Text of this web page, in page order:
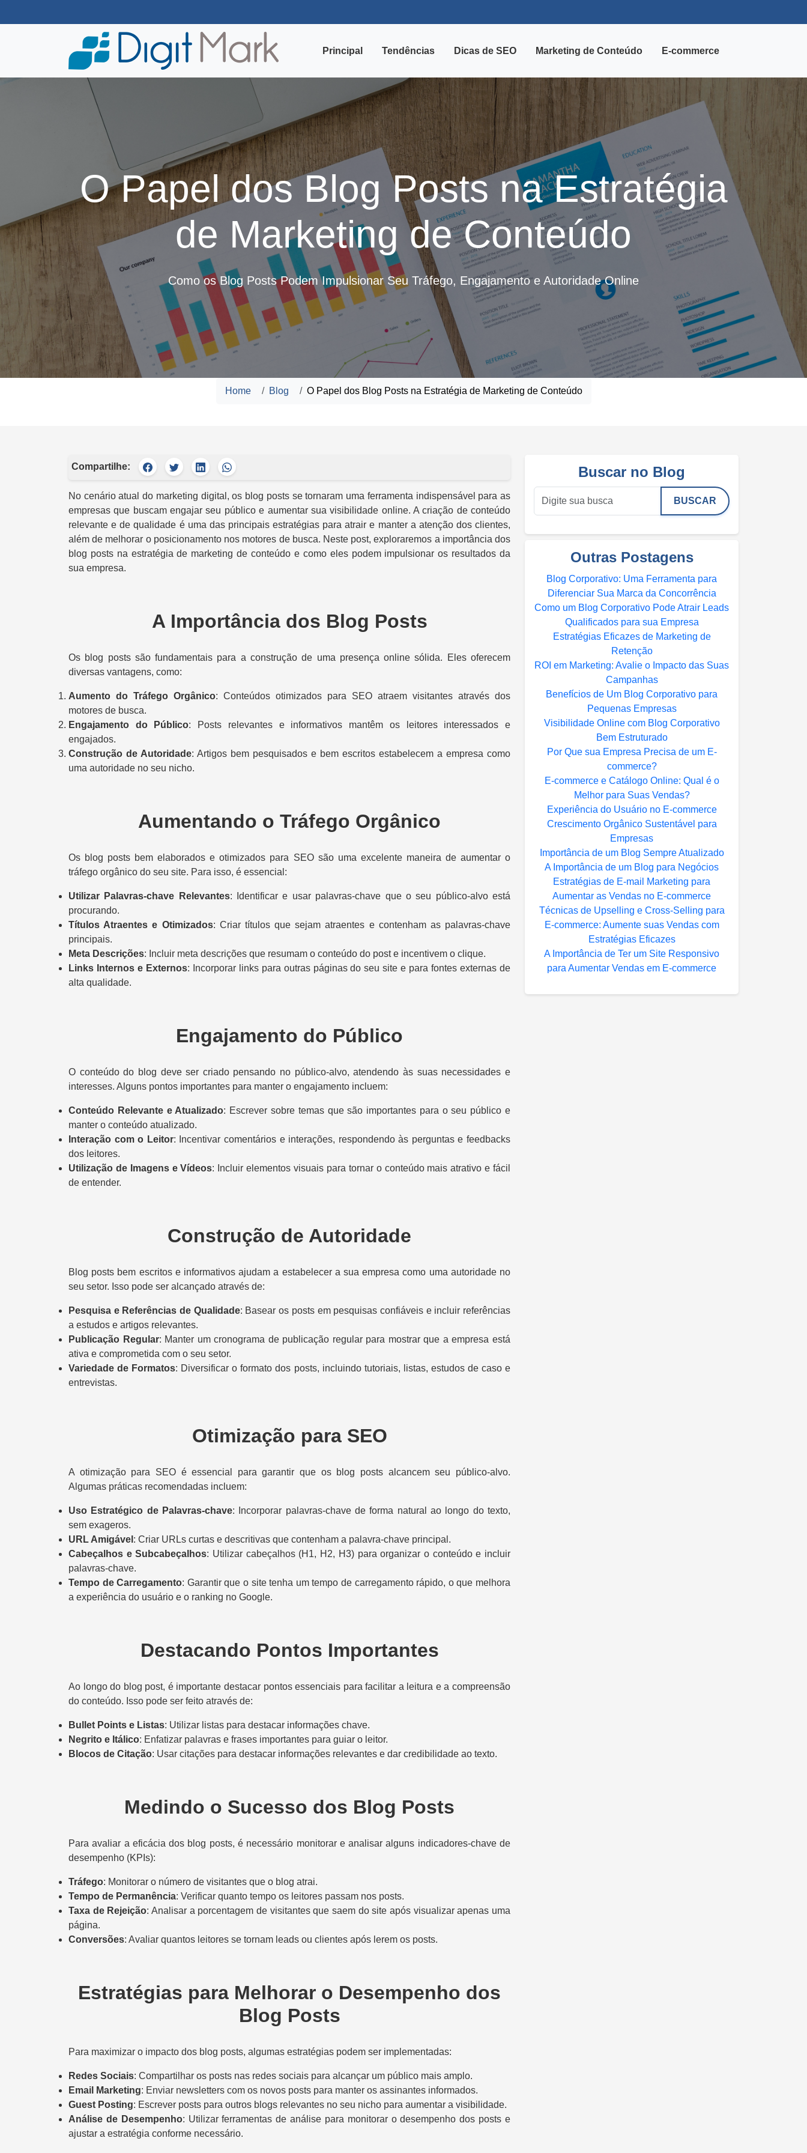
Principal Tendências Dicas de SEO Marketing de Conteúdo E-commerce
O Papel dos Blog Posts na Estratégia
de Marketing de Conteúdo
Como os Blog Posts Podem Impulsionar Seu Tráfego, Engajamento e Autoridade Online
Home Blog O Papel dos Blog Posts na Estratégia de Marketing de Conteúdo
Compartilhe:
No cenário atual do marketing digital, os blog posts se tornaram uma ferramenta indispensável para as
empresas que buscam engajar seu público e aumentar sua visibilidade online. A criação de conteúdo
relevante e de qualidade é uma das principais estratégias para atrair e manter a atenção dos clientes,
além de melhorar o posicionamento nos motores de busca. Neste post, exploraremos a importância dos
blog posts na estratégia de marketing de conteúdo e como eles podem impulsionar os resultados da
sua empresa.
A Importância dos Blog Posts
Os blog posts são fundamentais para a construção de uma presença online sólida. Eles oferecem
diversas vantagens, como:
Aumento do Tráfego Orgânico: Conteúdos otimizados para SEO atraem visitantes através dos
motores de busca.
Engajamento do Público: Posts relevantes e informativos mantêm os leitores interessados e
engajados.
Construção de Autoridade: Artigos bem pesquisados e bem escritos estabelecem a empresa como
uma autoridade no seu nicho.
Aumentando o Tráfego Orgânico
Os blog posts bem elaborados e otimizados para SEO são uma excelente maneira de aumentar o
tráfego orgânico do seu site. Para isso, é essencial:
Utilizar Palavras-chave Relevantes: Identificar e usar palavras-chave que o seu público-alvo está
procurando.
Títulos Atraentes e Otimizados: Criar títulos que sejam atraentes e contenham as palavras-chave
principais.
Meta Descrições: Incluir meta descrições que resumam o conteúdo do post e incentivem o clique.
Links Internos e Externos: Incorporar links para outras páginas do seu site e para fontes externas de
alta qualidade.
Engajamento do Público
O conteúdo do blog deve ser criado pensando no público-alvo, atendendo às suas necessidades e
interesses. Alguns pontos importantes para manter o engajamento incluem:
Conteúdo Relevante e Atualizado: Escrever sobre temas que são importantes para o seu público e
manter o conteúdo atualizado.
Interação com o Leitor: Incentivar comentários e interações, respondendo às perguntas e feedbacks
dos leitores.
Utilização de Imagens e Vídeos: Incluir elementos visuais para tornar o conteúdo mais atrativo e fácil
de entender.
Construção de Autoridade
Blog posts bem escritos e informativos ajudam a estabelecer a sua empresa como uma autoridade no
seu setor. Isso pode ser alcançado através de:
Pesquisa e Referências de Qualidade: Basear os posts em pesquisas confiáveis e incluir referências
a estudos e artigos relevantes.
Publicação Regular: Manter um cronograma de publicação regular para mostrar que a empresa está
ativa e comprometida com o seu setor.
Variedade de Formatos: Diversificar o formato dos posts, incluindo tutoriais, listas, estudos de caso e
entrevistas.
Otimização para SEO
A otimização para SEO é essencial para garantir que os blog posts alcancem seu público-alvo.
Algumas práticas recomendadas incluem:
Uso Estratégico de Palavras-chave: Incorporar palavras-chave de forma natural ao longo do texto,
sem exageros.
URL Amigável : Criar URLs curtas e descritivas que contenham a palavra-chave principal.
Cabeçalhos e Subcabeçalhos: Utilizar cabeçalhos (H1, H2, H3) para organizar o conteúdo e incluir
palavras-chave.
Tempo de Carregamento: Garantir que o site tenha um tempo de carregamento rápido, o que melhora
a experiência do usuário e o ranking no Google.
Destacando Pontos Importantes
Ao longo do blog post, é importante destacar pontos essenciais para facilitar a leitura e a compreensão
do conteúdo. Isso pode ser feito através de:
Bullet Points e Listas: Utilizar listas para destacar informações chave.
Negrito e Itálico: Enfatizar palavras e frases importantes para guiar o leitor.
Blocos de Citação: Usar citações para destacar informações relevantes e dar credibilidade ao texto.
Medindo o Sucesso dos Blog Posts
Para avaliar a eficácia dos blog posts, é necessário monitorar e analisar alguns indicadores-chave de
desempenho (KPIs):
Tráfego: Monitorar o número de visitantes que o blog atrai.
Tempo de Permanência: Verificar quanto tempo os leitores passam nos posts.
Taxa de Rejeição: Analisar a porcentagem de visitantes que saem do site após visualizar apenas uma
página.
Conversões: Avaliar quantos leitores se tornam leads ou clientes após lerem os posts.
Estratégias para Melhorar o Desempenho dos
Blog Posts
Para maximizar o impacto dos blog posts, algumas estratégias podem ser implementadas:
Redes Sociais: Compartilhar os posts nas redes sociais para alcançar um público mais amplo.
Email Marketing: Enviar newsletters com os novos posts para manter os assinantes informados.
Guest Posting: Escrever posts para outros blogs relevantes no seu nicho para aumentar a visibilidade.
Análise de Desempenho: Utilizar ferramentas de análise para monitorar o desempenho dos posts e
ajustar a estratégia conforme necessário.
Buscar no Blog
BUSCAR
Outras Postagens
Blog Corporativo: Uma Ferramenta para
Diferenciar Sua Marca da Concorrência
Como um Blog Corporativo Pode Atrair Leads
Qualificados para sua Empresa
Estratégias Eficazes de Marketing de
Retenção
ROI em Marketing: Avalie o Impacto das Suas
Campanhas
Benefícios de Um Blog Corporativo para
Pequenas Empresas
Visibilidade Online com Blog Corporativo
Bem Estruturado
Por Que sua Empresa Precisa de um E-
commerce?
E-commerce e Catálogo Online: Qual é o
Melhor para Suas Vendas?
Experiência do Usuário no E-commerce
Crescimento Orgânico Sustentável para
Empresas
Importância de um Blog Sempre Atualizado
A Importância de um Blog para Negócios
Estratégias de E-mail Marketing para
Aumentar as Vendas no E-commerce
Técnicas de Upselling e Cross-Selling para
E-commerce: Aumente suas Vendas com
Estratégias Eficazes
A Importância de Ter um Site Responsivo
para Aumentar Vendas em E-commerce